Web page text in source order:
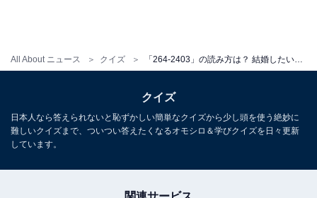
All About ニュース クイズ 「264-2403」の読み方は？ 結婚したい相手に送る一世一代のメッセージ【ポケベル暗号クイズ】
クイズ
日本人なら答えられないと恥ずかしい簡単なクイズから少し頭を使う絶妙に
難しいクイズまで、ついつい答えたくなるオモシロ＆学びクイズを日々更新
しています。